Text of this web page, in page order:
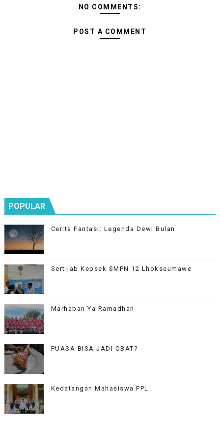
NO COMMENTS:
POST A COMMENT
POPULAR
Cerita Fantasi: Legenda Dewi Bulan
Sertijab Kepsek SMPN 12 Lhokseumawe
Marhaban Ya Ramadhan
PUASA BISA JADI OBAT?
Kedatangan Mahasiswa PPL